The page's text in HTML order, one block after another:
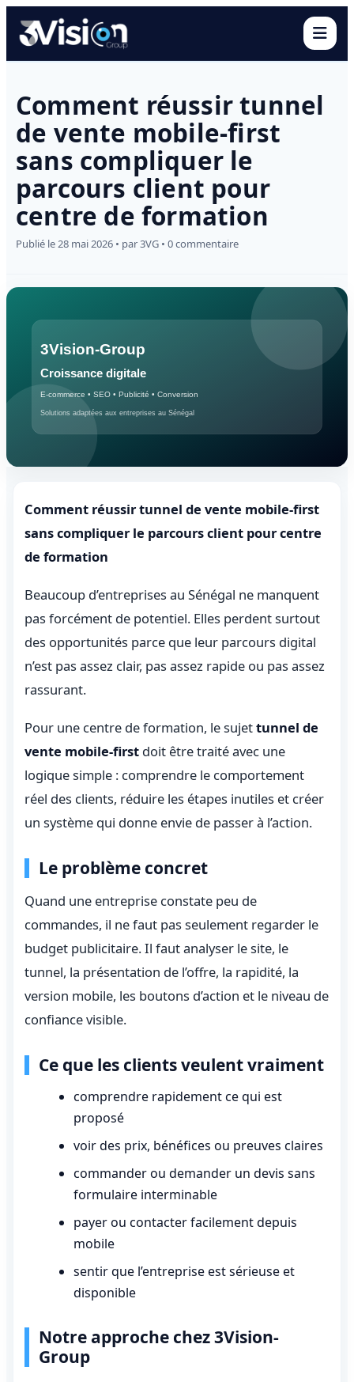
Comment réussir tunnel
de vente mobile-first
sans compliquer le
parcours client pour
centre de formation
Publié le 28 mai 2026 • par 3VG • 0 commentaire
Comment réussir tunnel de vente mobile-first
sans compliquer le parcours client pour centre
de formation
Beaucoup d’entreprises au Sénégal ne manquent
pas forcément de potentiel. Elles perdent surtout
des opportunités parce que leur parcours digital
n’est pas assez clair, pas assez rapide ou pas assez
rassurant.
Pour une centre de formation, le sujettunnel de
vente mobile-first doit être traité avec une
logique simple : comprendre le comportement
réel des clients, réduire les étapes inutiles et créer
un système qui donne envie de passer à l’action.
Le problème concret
Quand une entreprise constate peu de
commandes, il ne faut pas seulement regarder le
budget publicitaire. Il faut analyser le site, le
tunnel, la présentation de l’offre, la rapidité, la
version mobile, les boutons d’action et le niveau de
confiance visible.
Ce que les clients veulent vraiment
comprendre rapidement ce qui est
proposé
voir des prix, bénéfices ou preuves claires
commander ou demander un devis sans
formulaire interminable
payer ou contacter facilement depuis
mobile
sentir que l’entreprise est sérieuse et
disponible
Notre approche chez 3Vision-
Group